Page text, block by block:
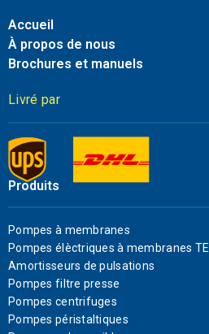
Accueil
À propos de nous
Brochures et manuels
Livré par
Produits
Pompes à membranes
Pompes élèctriques à membranes TE
Amortisseurs de pulsations
Pompes filtre presse
Pompes centrifuges
Pompes péristaltiques